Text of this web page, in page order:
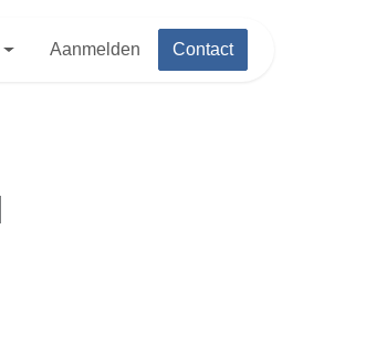
Aanmelden Contact